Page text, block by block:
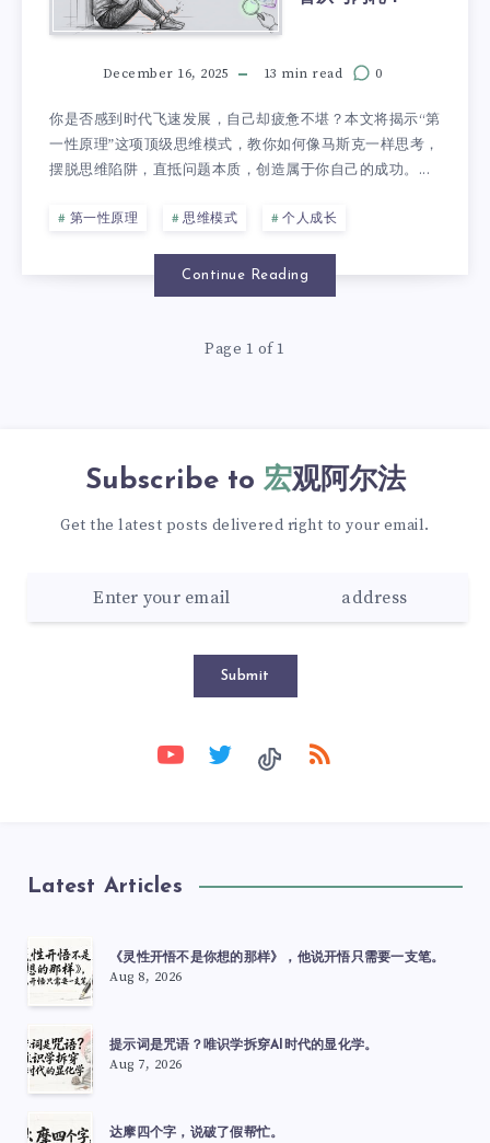
December 16, 2025 13 min read 0
你是否感到时代飞速发展，自己却疲惫不堪？本文将揭示“第
一性原理”这项顶级思维模式，教你如何像马斯克一样思考，
摆脱思维陷阱，直抵问题本质，创造属于你自己的成功。...
第一性原理 思维模式 个人成长
Continue Reading
Page 1 of 1
Subscribe to 宏观阿尔法
Get the latest posts delivered right to your email.
Submit
Latest Articles
《灵性开悟不是你想的那样》，他说开悟只需要一支笔。
Aug 8, 2026
提示词是咒语？唯识学拆穿AI时代的显化学。
Aug 7, 2026
达摩四个字，说破了假帮忙。